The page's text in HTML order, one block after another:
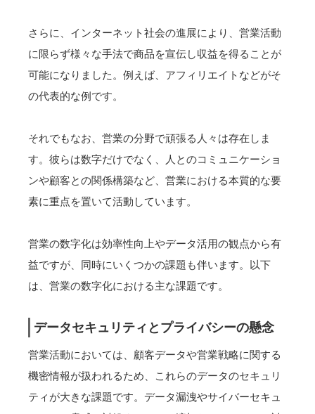
さらに、インターネット社会の進展により、営業活動
に限らず様々な手法で商品を宣伝し収益を得ることが
可能になりました。例えば、アフィリエイトなどがそ
の代表的な例です。
それでもなお、営業の分野で頑張る人々は存在しま
す。彼らは数字だけでなく、人とのコミュニケーショ
ンや顧客との関係構築など、営業における本質的な要
素に重点を置いて活動しています。
営業の数字化は効率性向上やデータ活用の観点から有
益ですが、同時にいくつかの課題も伴います。以下
は、営業の数字化における主な課題です。
データセキュリティとプライバシーの懸念
営業活動においては、顧客データや営業戦略に関する
機密情報が扱われるため、これらのデータのセキュリ
ティが大きな課題です。データ漏洩やサイバーセキュ